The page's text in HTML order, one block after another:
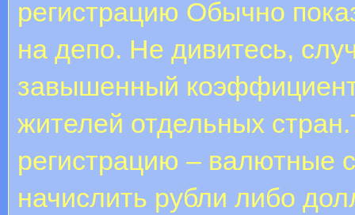
регистрацию Обычно
на депо. Не дивитесь,
завышенный
жителей отдельных
регистрацию – валютные
начислить рубли либо